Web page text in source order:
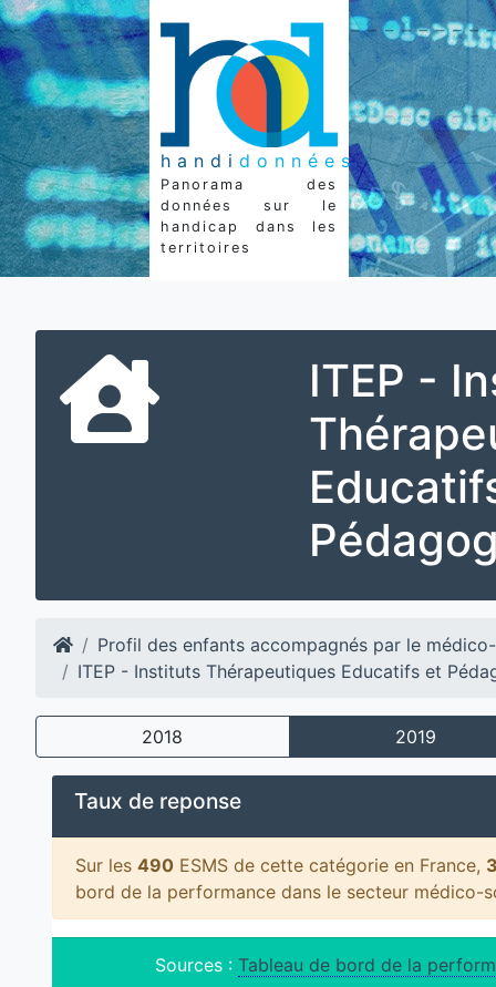
handi données
Panorama des
données sur le
handicap dans les
territoires
ITEP -
Profil des enfants accompagnés par le
ITEP - Instituts Thérapeutiques Educatifs et
2018 2019
Taux de reponse
Sur les 490 ESMS de cette catégorie en France,
bord de la performance dans le secteur médico-
Sources : Tableau de bord de la